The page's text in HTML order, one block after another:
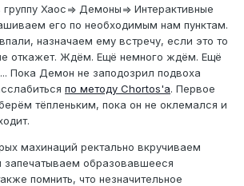
Хаос=> Демоны=> Интерактивные
его по необходимым нам пунктам.
назначаем ему встречу, если это то
откажет. Ждём. Ещё немного ждём. Ещё
Пока Демон не заподозрил подвоха
по методу Chortos'а. Первое
тёпленьким, пока он не оклемался и
махинаций ректально вкручиваем
запечатываем образовавшееся
помнить, что незначительное